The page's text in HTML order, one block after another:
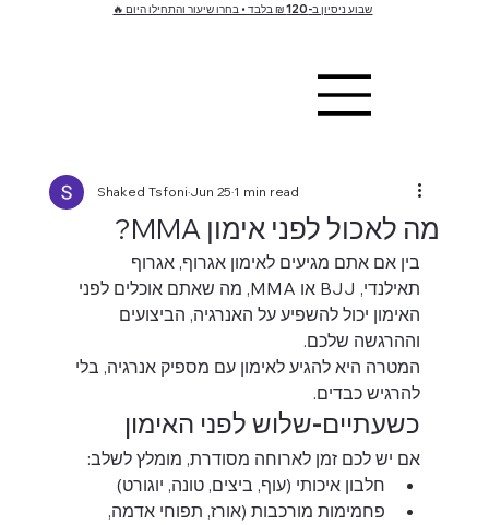
🔥 שבוע ניסיון ב-120 ₪ בלבד • בחרו שיעור והתחילו היום
מה לאכול לפני אימון MMA?
Shaked TsfoniJun 251 min read
בין אם אתם מגיעים לאימון אגרוף, אגרוף
תאילנדי, BJJ או MMA, מה שאתם אוכלים לפני
האימון יכול להשפיע על האנרגיה, הביצועים
וההרגשה שלכם.
המטרה היא להגיע לאימון עם מספיק אנרגיה, בלי
להרגיש כבדים.
כשעתיים-שלוש לפני האימון
אם יש לכם זמן לארוחה מסודרת, מומלץ לשלב:
חלבון איכותי (עוף, ביצים, טונה, יוגורט)
פחמימות מורכבות (אורז, תפוחי אדמה,